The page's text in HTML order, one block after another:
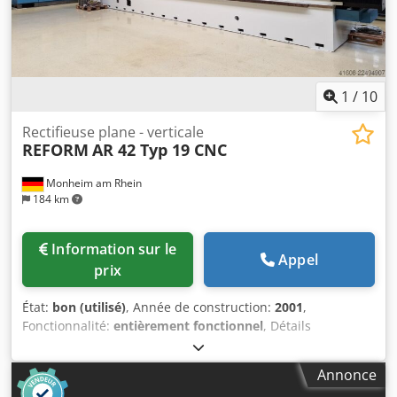
1 / 10
Monheim am Rhein
184 km
Rectifieuse plane - verticale
REFORM AR 42 Typ 19 CNC
prix
Appel
État: bon (utilisé), Année de construction: 2001,
Fonctionnalité: entièrement fonctionnel, Détails
techniques Longueur de rectification : 4 200 mm Largeur
de rectification : 1 300 mm Hauteur de la pièce : 550 mm
Commande : SIEMENS 840 D Table magnétique : 4 200 x 1
Annonce